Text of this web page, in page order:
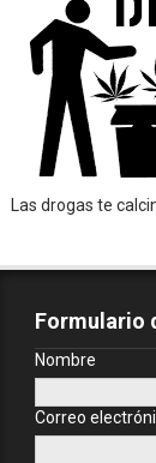
Las drogas te
Formulario
Nombre
Correo